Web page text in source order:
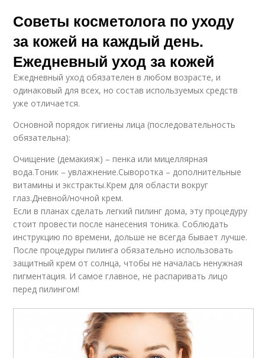
Советы косметолога по уходу
за кожей на каждый день.
Ежедневный уход за кожей
Ежедневный уход обязателен в любом возрасте, и
одинаковый для всех, но состав используемых средств
уже отличается.
Основной порядок гигиены лица (последовательность
обязательна):
Очищение (демакияж) – пенка или мицеллярная
вода.Тоник – увлажнение.Сыворотка – дополнительные
витамины и экстракты.Крем для области вокруг
глаз.Дневной/ночной крем.
Если в планах сделать легкий пилинг дома, эту процедуру
стоит провести после нанесения тоника. Соблюдать
инструкцию по времени, дольше не всегда бывает лучше.
После процедуры пилинга обязательно использовать
защитный крем от солнца, чтобы не началась ненужная
пигментация. И самое главное, не распаривать лицо
перед пилингом!